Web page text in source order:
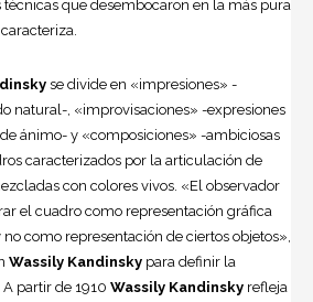
que desembocaron en la más pura
se divide en «impresiones» -
natural-, «improvisaciones» -expresiones
ánimo- y «composiciones» -ambiciosas
caracterizados por la articulación de
con colores vivos. «El observador
el cuadro como representación gráfica
como representación de ciertos objetos»,
Wassily Kandinsky para definir la
partir de 1910 Wassily Kandinsky refleja